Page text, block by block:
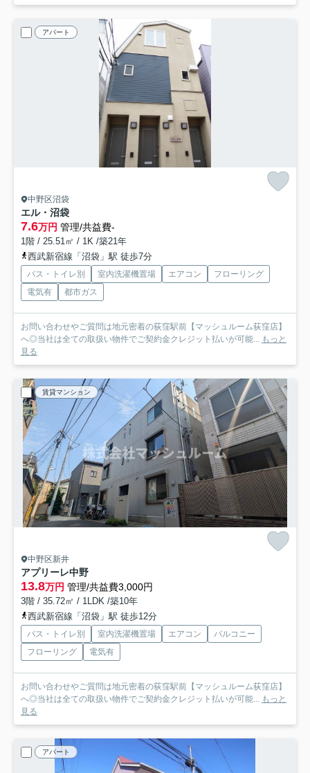
アパート
中野区沼袋
エル・沼袋
7.6万円 管理/共益費-
1階 / 25.51㎡ / 1K /築21年
西武新宿線「沼袋」駅 徒歩7分
バス・トイレ別 室内洗濯機置場 エアコン
フローリング
電気有
都市ガス
お問い合わせやご質問は地元密着の荻窪駅前【マッシュルーム荻窪店】
へ◎当社は全ての取扱い物件でご契約金クレジット払いが可能... もっと
見る
賃貸マンション
中野区新井
アプリーレ中野
13.8万円 管理/共益費3,000円
3階 / 35.72㎡ / 1LDK /築10年
西武新宿線「沼袋」駅 徒歩12分
バス・トイレ別 室内洗濯機置場 エアコン
バルコニー
フローリング
電気有
お問い合わせやご質問は地元密着の荻窪駅前【マッシュルーム荻窪店】
へ◎当社は全ての取扱い物件でご契約金クレジット払いが可能... もっと
見る
アパート